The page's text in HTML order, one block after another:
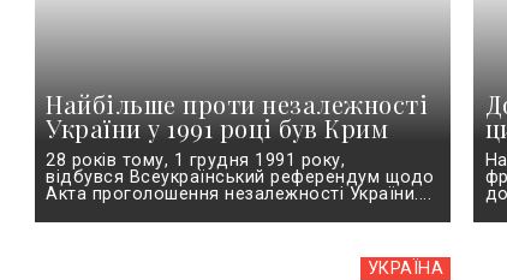
Найбільше проти незалежності
України у 1991 році був Крим
28 років тому, 1 грудня 1991 року,
відбувся Всеукраїнський референдум щодо
Акта проголошення незалежності України....
УКРАЇНА